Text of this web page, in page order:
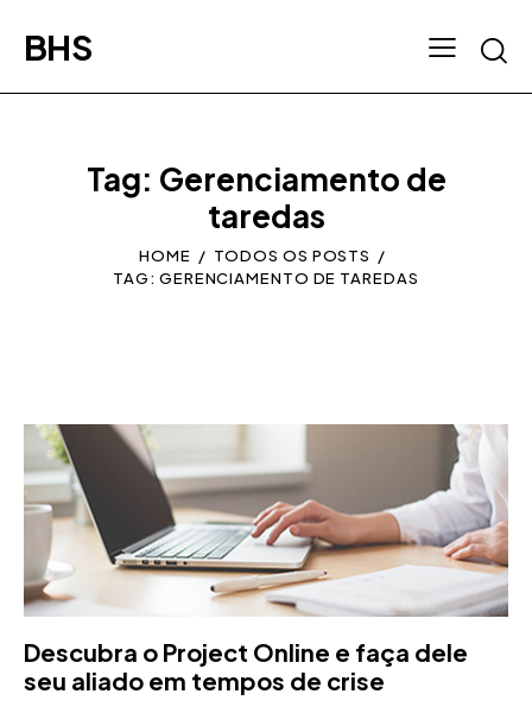
BHS
Tag: Gerenciamento de
taredas
HOME
TODOS OS POSTS
TAG: GERENCIAMENTO DE TAREDAS
Descubra o Project Online e faça dele
seu aliado em tempos de crise